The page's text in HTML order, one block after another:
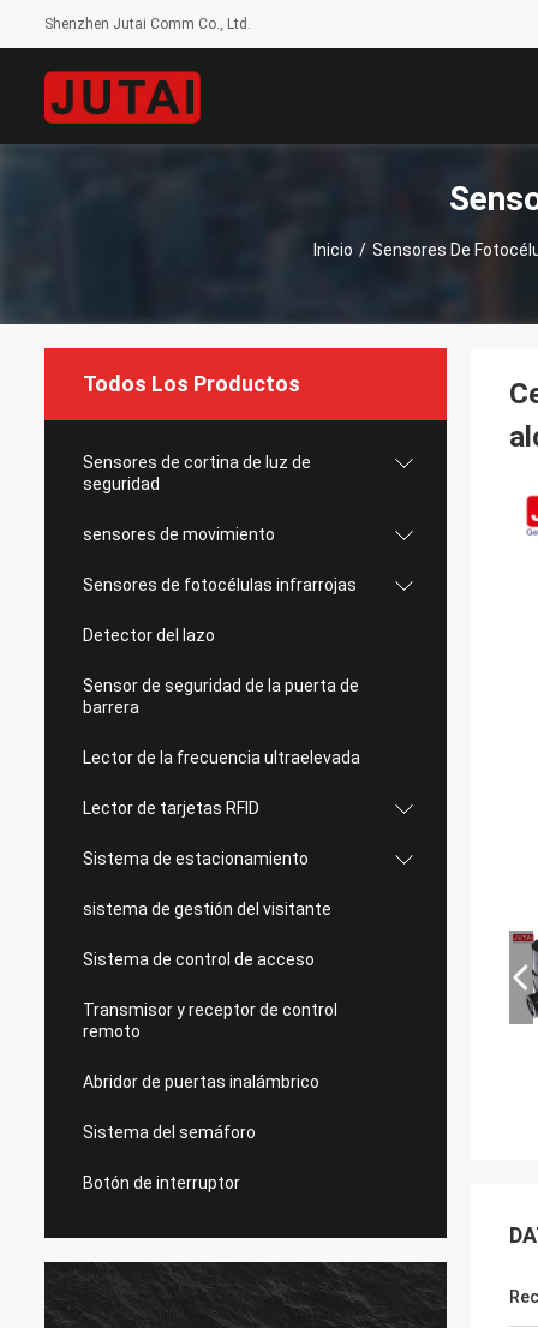
Shenzhen Jutai Comm Co., Ltd.
Inicio / Sensores De
Todos Los Productos
Sensores de cortina de luz de
seguridad
sensores de movimiento
Sensores de fotocélulas infrarrojas
Detector del lazo
Sensor de seguridad de la puerta de
barrera
Lector de la frecuencia ultraelevada
Lector de tarjetas RFID
Sistema de estacionamiento
sistema de gestión del visitante
Sistema de control de acceso
Transmisor y receptor de control
remoto
Abridor de puertas inalámbrico
Sistema del semáforo
Botón de interruptor